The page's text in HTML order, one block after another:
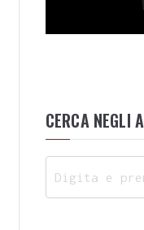
CERCA NEGLI